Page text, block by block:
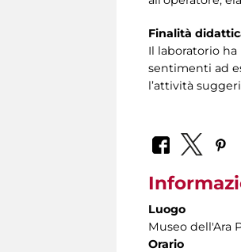
Finalità
Il laboratorio
sentimenti ad
l’attività
Luogo
Museo dell'Ara
Orario